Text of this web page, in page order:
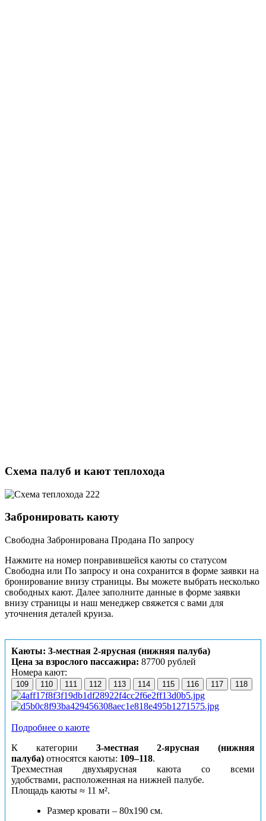
Схема палуб и кают теплохода
Забронировать каюту
Свободна Забронирована Продана По запросу
Нажмите на номер понравившейся каюты со статусом
Свободна или По запросу и она сохранится в форме заявки на
бронирование внизу страницы. Вы можете выбрать несколько
свободных кают. Далее заполните данные в форме заявки
внизу страницы и наш менеджер свяжется с вами для
уточнения деталей круиза.
Каюты: 3-местная 2-ярусная (нижняя палуба)
Цена за взрослого пассажира: 87700 рублей
Номера кают:
109 110 111 112 113 114 115 116 117 118
Подробнее о каюте
К категории 3-местная 2-ярусная (нижняя
палуба) относятся каюты: 109–118.
Трехместная двухъярусная каюта со всеми
удобствами, расположенная на нижней палубе.
Площадь каюты ≈ 11 м².
Размер кровати – 80х190 см.